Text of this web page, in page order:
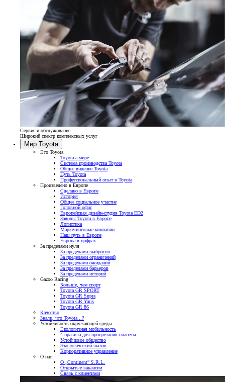
Сервис и обслуживание
Широкий спектр комплексных услуг
Мир Toyota
Это Toyota
Toyota а мире
Система производства Toyota
Общее видение Toyota
Путь Toyota
Профессиональный опыт в Toyota
Произведено в Европе
Сделано в Европе
История
Общее социальное участие
Головной офис
Европейская дизайн-студия Toyota ED2
Заводы Toyota в Европе
Логистика
Маркетинговые компании
Наш путь в Европе
Европа в цифрах
За пределами нуля
За пределами выбросов
За пределами ограничений
За пределами ожиданий
За пределами барьеров
За пределами историй
Gazoo Racing
Больше, чем спорт
Toyota GR SPORT
Toyota GR Supra
Toyota GR Yaris
Toyota GR 86
Качество
Знали, что Toyota...?
Устойчивость окружающей среды
Экологичная мобильность
4 правила для процветания планеты
Устойчивое общество
Экологический вызов
Корпоративное управление
О нас
О „Continent” S.R.L.
Открытые вакансии
Связь с клиентами